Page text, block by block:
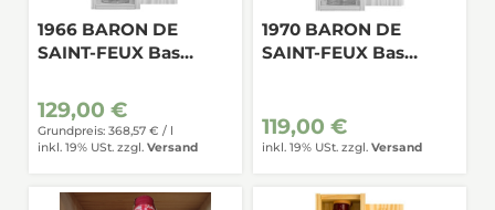
1966 BARON DE
SAINT-FEUX Bas
129,00 €
Grundpreis: 368,57 € /
inkl. 19% USt. zzgl. Versand
1970 BARON DE
SAINT-FEUX Bas
119,00 €
inkl. 19% USt. zzgl. Versand